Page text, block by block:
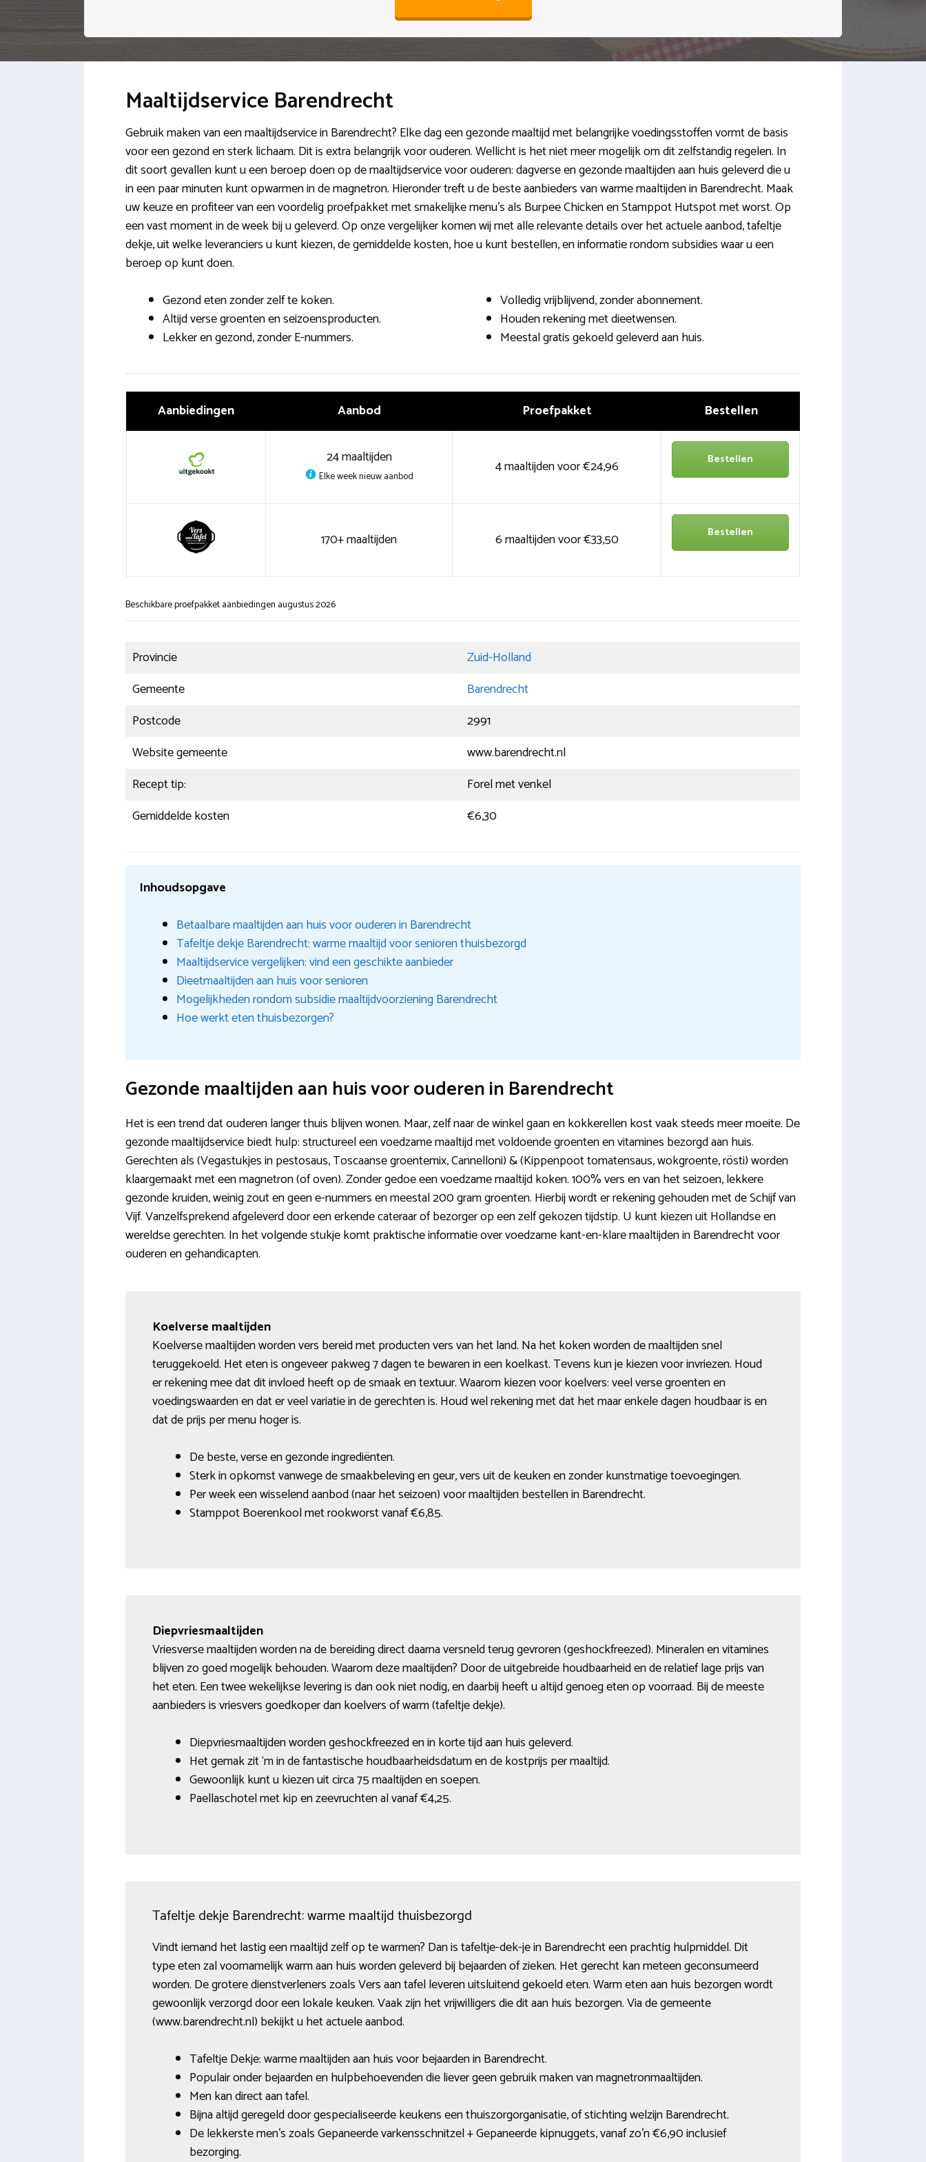
Maaltijdservice Barendrecht
Gebruik maken van een maaltijdservice in Barendrecht? Elke dag een gezonde maaltijd met belangrijke voedingsstoffen vormt de basis
voor een gezond en sterk lichaam. Dit is extra belangrijk voor ouderen. Wellicht is het niet meer mogelijk om dit zelfstandig regelen. In
dit soort gevallen kunt u een beroep doen op de maaltijdservice voor ouderen: dagverse en gezonde maaltijden aan huis geleverd die u
in een paar minuten kunt opwarmen in de magnetron. Hieronder treft u de beste aanbieders van warme maaltijden in Barendrecht. Maak
uw keuze en profiteer van een voordelig proefpakket met smakelijke menu’s als Burpee Chicken en Stamppot Hutspot met worst. Op
een vast moment in de week bij u geleverd. Op onze vergelijker komen wij met alle relevante details over het actuele aanbod, tafeltje
dekje, uit welke leveranciers u kunt kiezen, de gemiddelde kosten, hoe u kunt bestellen, en informatie rondom subsidies waar u een
beroep op kunt doen.
Gezond eten zonder zelf te koken.
Altijd verse groenten en seizoensproducten.
Lekker en gezond, zonder E-nummers.
Volledig vrijblijvend, zonder abonnement.
Houden rekening met dieetwensen.
Meestal gratis gekoeld geleverd aan huis.
Aanbiedingen Aanbod Proefpakket Bestellen
24 maaltijden
Elke week nieuw aanbod 4 maaltijden voor €24,96 Bestellen
170+ maaltijden 6 maaltijden voor €33,50 Bestellen
Beschikbare proefpakket aanbiedingen augustus 2026
Provincie
Zuid-Holland
Gemeente
Barendrecht
Postcode
2991
Website gemeente
www.barendrecht.nl
Recept tip:
Forel met venkel
Gemiddelde kosten
€6,30
Inhoudsopgave
Betaalbare maaltijden aan huis voor ouderen in Barendrecht
Tafeltje dekje Barendrecht: warme maaltijd voor senioren thuisbezorgd
Maaltijdservice vergelijken: vind een geschikte aanbieder
Dieetmaaltijden aan huis voor senioren
Mogelijkheden rondom subsidie maaltijdvoorziening Barendrecht
Hoe werkt eten thuisbezorgen?
Gezonde maaltijden aan huis voor ouderen in Barendrecht
Het is een trend dat ouderen langer thuis blijven wonen. Maar, zelf naar de winkel gaan en kokkerellen kost vaak steeds meer moeite. De
gezonde maaltijdservice biedt hulp: structureel een voedzame maaltijd met voldoende groenten en vitamines bezorgd aan huis.
Gerechten als (Vegastukjes in pestosaus, Toscaanse groentemix, Cannelloni) & (Kippenpoot tomatensaus, wokgroente, rösti) worden
klaargemaakt met een magnetron (of oven). Zonder gedoe een voedzame maaltijd koken. 100% vers en van het seizoen, lekkere
gezonde kruiden, weinig zout en geen e-nummers en meestal 200 gram groenten. Hierbij wordt er rekening gehouden met de Schijf van
Vijf. Vanzelfsprekend afgeleverd door een erkende cateraar of bezorger op een zelf gekozen tijdstip. U kunt kiezen uit Hollandse en
wereldse gerechten. In het volgende stukje komt praktische informatie over voedzame kant-en-klare maaltijden in Barendrecht voor
ouderen en gehandicapten.
Koelverse maaltijden
Koelverse maaltijden worden vers bereid met producten vers van het land. Na het koken worden de maaltijden snel
teruggekoeld. Het eten is ongeveer pakweg 7 dagen te bewaren in een koelkast. Tevens kun je kiezen voor invriezen. Houd
er rekening mee dat dit invloed heeft op de smaak en textuur. Waarom kiezen voor koelvers: veel verse groenten en
voedingswaarden en dat er veel variatie in de gerechten is. Houd wel rekening met dat het maar enkele dagen houdbaar is en
dat de prijs per menu hoger is.
De beste, verse en gezonde ingrediënten.
Sterk in opkomst vanwege de smaakbeleving en geur, vers uit de keuken en zonder kunstmatige toevoegingen.
Per week een wisselend aanbod (naar het seizoen) voor maaltijden bestellen in Barendrecht.
Stamppot Boerenkool met rookworst vanaf €6,85.
Diepvriesmaaltijden
Vriesverse maaltijden worden na de bereiding direct daarna versneld terug gevroren (geshockfreezed). Mineralen en vitamines
blijven zo goed mogelijk behouden. Waarom deze maaltijden? Door de uitgebreide houdbaarheid en de relatief lage prijs van
het eten. Een twee wekelijkse levering is dan ook niet nodig, en daarbij heeft u altijd genoeg eten op voorraad. Bij de meeste
aanbieders is vriesvers goedkoper dan koelvers of warm (tafeltje dekje).
Diepvriesmaaltijden worden geshockfreezed en in korte tijd aan huis geleverd.
Het gemak zit ‘m in de fantastische houdbaarheidsdatum en de kostprijs per maaltijd.
Gewoonlijk kunt u kiezen uit circa 75 maaltijden en soepen.
Paellaschotel met kip en zeevruchten al vanaf €4,25.
Tafeltje dekje Barendrecht: warme maaltijd thuisbezorgd
Vindt iemand het lastig een maaltijd zelf op te warmen? Dan is tafeltje-dek-je in Barendrecht een prachtig hulpmiddel. Dit
type eten zal voornamelijk warm aan huis worden geleverd bij bejaarden of zieken. Het gerecht kan meteen geconsumeerd
worden. De grotere dienstverleners zoals Vers aan tafel leveren uitsluitend gekoeld eten. Warm eten aan huis bezorgen wordt
gewoonlijk verzorgd door een lokale keuken. Vaak zijn het vrijwilligers die dit aan huis bezorgen. Via de gemeente
(www.barendrecht.nl) bekijkt u het actuele aanbod.
Tafeltje Dekje: warme maaltijden aan huis voor bejaarden in Barendrecht.
Populair onder bejaarden en hulpbehoevenden die liever geen gebruik maken van magnetronmaaltijden.
Men kan direct aan tafel.
Bijna altijd geregeld door gespecialiseerde keukens een thuiszorgorganisatie, of stichting welzijn Barendrecht.
De lekkerste men’s zoals Gepaneerde varkensschnitzel + Gepaneerde kipnuggets, vanaf zo’n €6,90 inclusief
bezorging.